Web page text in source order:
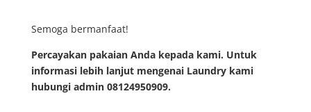
Semoga bermanfaat!
Percayakan pakaian Anda kepada kami. Untuk
informasi lebih lanjut mengenai Laundry kami
hubungi admin 08124950909.